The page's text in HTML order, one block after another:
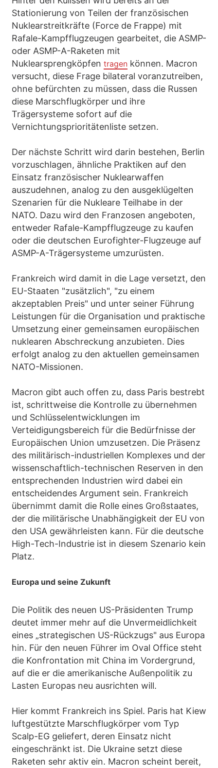
Stationierung von Teilen der französischen
Nuklearstreitkräfte (Force de Frappe) mit
Rafale-Kampfflugzeugen gearbeitet, die ASMP-
oder ASMP-A-Raketen mit
Nuklearsprengköpfen tragen können. Macron
versucht, diese Frage bilateral voranzutreiben,
ohne befürchten zu müssen, dass die Russen
diese Marschflugkörper und ihre
Trägersysteme sofort auf die
Vernichtungsprioritätenliste setzen.
Der nächste Schritt wird darin bestehen, Berlin
vorzuschlagen, ähnliche Praktiken auf den
Einsatz französischer Nuklearwaffen
auszudehnen, analog zu den ausgeklügelten
Szenarien für die Nukleare Teilhabe in der
NATO. Dazu wird den Franzosen angeboten,
entweder Rafale-Kampfflugzeuge zu kaufen
oder die deutschen Eurofighter-Flugzeuge auf
ASMP-A-Trägersysteme umzurüsten.
Frankreich wird damit in die Lage versetzt, den
EU-Staaten "zusätzlich", "zu einem
akzeptablen Preis" und unter seiner Führung
Leistungen für die Organisation und praktische
Umsetzung einer gemeinsamen europäischen
nuklearen Abschreckung anzubieten. Dies
erfolgt analog zu den aktuellen gemeinsamen
NATO-Missionen.
Macron gibt auch offen zu, dass Paris bestrebt
ist, schrittweise die Kontrolle zu übernehmen
und Schlüsselentwicklungen im
Verteidigungsbereich für die Bedürfnisse der
Europäischen Union umzusetzen. Die Präsenz
des militärisch-industriellen Komplexes und der
wissenschaftlich-technischen Reserven in den
entsprechenden Industrien wird dabei ein
entscheidendes Argument sein. Frankreich
übernimmt damit die Rolle eines Großstaates,
der die militärische Unabhängigkeit der EU von
den USA gewährleisten kann. Für die deutsche
High-Tech-Industrie ist in diesem Szenario kein
Platz.
Europa und seine Zukunft
Die Politik des neuen US-Präsidenten Trump
deutet immer mehr auf die Unvermeidlichkeit
eines „strategischen US-Rückzugs" aus Europa
hin. Für den neuen Führer im Oval Office steht
die Konfrontation mit China im Vordergrund,
auf die er die amerikanische Außenpolitik zu
Lasten Europas neu ausrichten will.
Hier kommt Frankreich ins Spiel. Paris hat Kiew
luftgestützte Marschflugkörper vom Typ
Scalp-EG geliefert, deren Einsatz nicht
eingeschränkt ist. Die Ukraine setzt diese
Raketen sehr aktiv ein. Macron scheint bereit,